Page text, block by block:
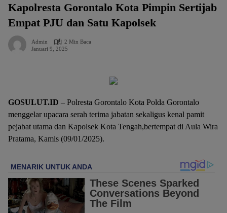
Kapolresta Gorontalo Kota Pimpin Sertijab
Empat PJU dan Satu Kapolsek
Admin
2 Min Baca
Januari 9, 2025
GOSULUT.ID – Polresta Gorontalo Kota Polda Gorontalo
menggelar upacara serah terima jabatan sekaligus kenal pamit
pejabat utama dan Kapolsek Kota Tengah,bertempat di Aula Wira
Pratama, Kamis (09/01/2025).